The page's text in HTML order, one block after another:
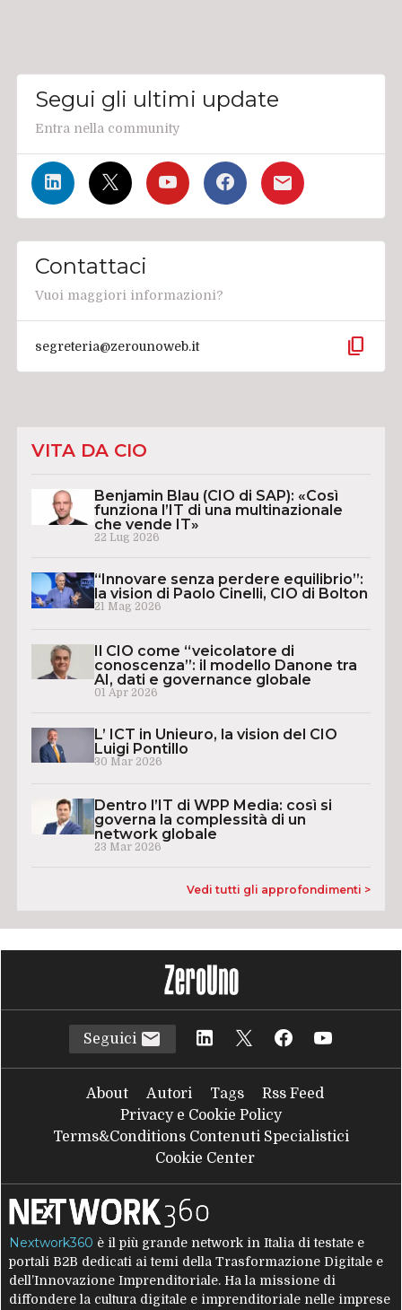
Segui gli ultimi update
Entra nella community
Contattaci
Vuoi maggiori informazioni?
segreteria@zerounoweb.it content_copy
VITA DA CIO
Benjamin Blau (CIO di SAP): «Così
funziona l’IT di una multinazionale
che vende IT»
22 Lug 2026
“Innovare senza perdere equilibrio”:
la vision di Paolo Cinelli, CIO di Bolton
21 Mag 2026
Il CIO come “veicolatore di
conoscenza”: il modello Danone tra
AI, dati e governance globale
01 Apr 2026
L’ ICT in Unieuro, la vision del CIO
Luigi Pontillo
30 Mar 2026
Dentro l’IT di WPP Media: così si
governa la complessità di un
network globale
23 Mar 2026
Vedi tutti gli approfondimenti >
Seguici
About Autori Tags
Rss Feed
Privacy e Cookie Policy
Terms&Conditions Contenuti Specialistici
Cookie Center
Nextwork360 è il più grande network in Italia di testate e
portali B2B dedicati ai temi della Trasformazione Digitale e
dell’Innovazione Imprenditoriale. Ha la missione di
diffondere la cultura digitale e imprenditoriale nelle imprese